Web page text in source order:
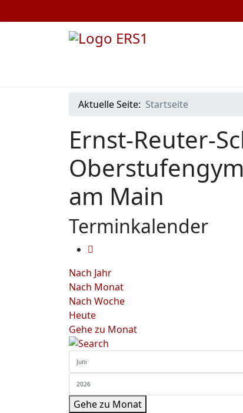
Aktuelle Seite: Startseite
Ernst-Reuter-
am Main
Terminkalender
Nach Jahr
Nach Monat
Nach Woche
Heute
Gehe zu Monat
Gehe zu Monat